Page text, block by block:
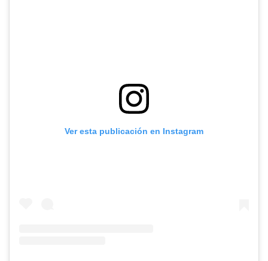
Ver esta publicación en Instagram